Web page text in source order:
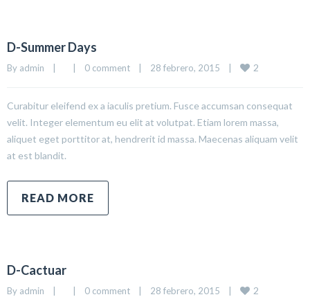
D-Summer Days
By admin 0 comment 28 febrero, 2015 2
Curabitur eleifend ex a iaculis pretium. Fusce accumsan consequat
velit. Integer elementum eu elit at volutpat. Etiam lorem massa,
aliquet eget porttitor at, hendrerit id massa. Maecenas aliquam velit
at est blandit.
READ MORE
D-Cactuar
By admin 0 comment 28 febrero, 2015 2